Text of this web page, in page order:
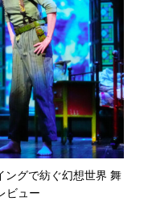
ングで紡ぐ幻想世界 舞
ビュー